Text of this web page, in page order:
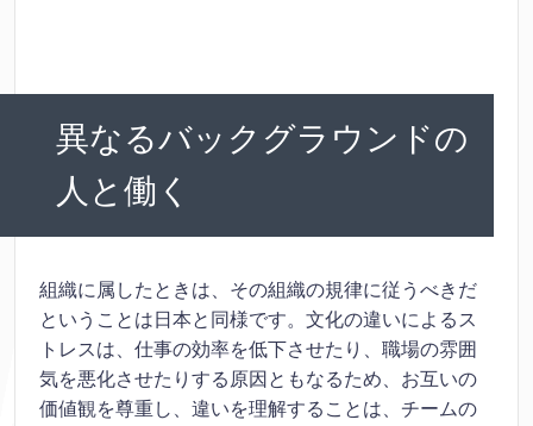
異なるバックグラウンドの
人と働く
組織に属したときは、その組織の規律に従うべきだ
ということは日本と同様です。文化の違いによるス
トレスは、仕事の効率を低下させたり、職場の雰囲
気を悪化させたりする原因ともなるため、お互いの
価値観を尊重し、違いを理解することは、チームの